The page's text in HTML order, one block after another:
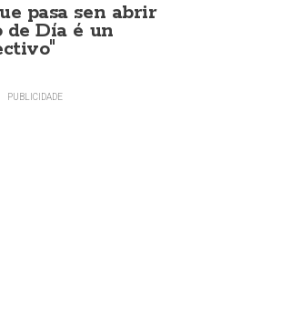
pasa sen abrir
de Día é un